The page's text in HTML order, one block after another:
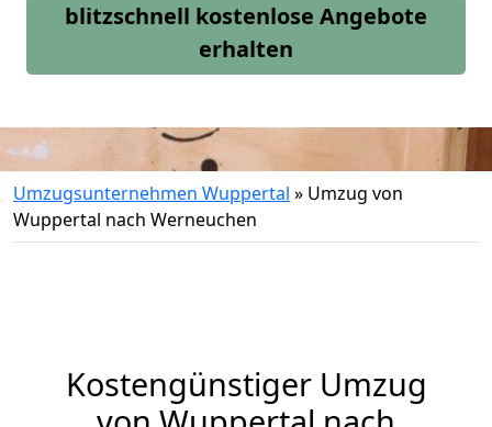
blitzschnell kostenlose Angebote
erhalten
Umzugsunternehmen Wuppertal » Umzug von
Wuppertal nach Werneuchen
Kostengünstiger Umzug